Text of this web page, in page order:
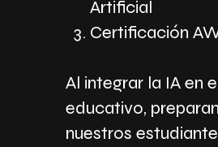
Artificial
Certificación
Al integrar la IA en
educativo,
nuestros